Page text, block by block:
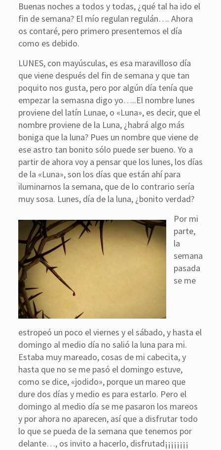
Buenas noches a todos y todas, ¿qué tal ha ido el
fin de semana? El mío regulan regulán…. Ahora
os contaré, pero primero presentemos el día
como es debido.
LUNES, con mayúsculas, es esa maravilloso día
que viene después del fin de semana y que tan
poquito nos gusta, pero por algún día tenía que
empezar la semasna digo yo…..El nombre lunes
proviene del latín Lunae, o «Luna», es decir, que el
nombre proviene de la Luna, ¿habrá algo más
boniga que la luna? Pues un nombre que viene de
ese astro tan bonito sólo puede ser bueno. Yo a
partir de ahora voy a pensar que los lunes, los días
de la «Luna», son los días que están ahí para
iluminarnos la semana, que de lo contrario sería
muy sosa. Lunes, día de la luna, ¿bonito verdad?
Por mi
parte,
la
semana
pasada
se me
estropeó un poco el viernes y el sábado, y hasta el
domingo al medio día no salió la luna para mi.
Estaba muy mareado, cosas de mi cabecita, y
hasta que no se me pasó el domingo estuve,
como se dice, «jodido», porque un mareo que
dure dos días y medio es para estarlo. Pero el
domingo al medio día se me pasaron los mareos
y por ahora no aparecen, así que a disfrutar todo
lo que se pueda de la semana que tenemos por
delante…, os invito a hacerlo, disfrutad¡¡¡¡¡¡¡¡